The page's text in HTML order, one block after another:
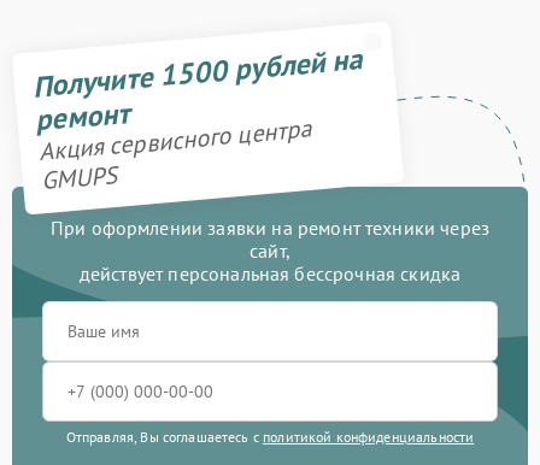
Получите 1500 рублей на
ремонт
Акция сервисного центра
GMUPS
При оформлении заявки на ремонт техники через
сайт,
действует персональная бессрочная скидка
Отправляя, Вы соглашаетесь с политикой конфиденциальности